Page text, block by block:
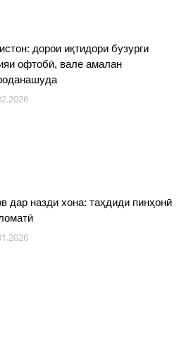
дорои иқтидори бузурги
офтобӣ, вале амалан
дар назди хона: таҳдиди пинҳонӣ